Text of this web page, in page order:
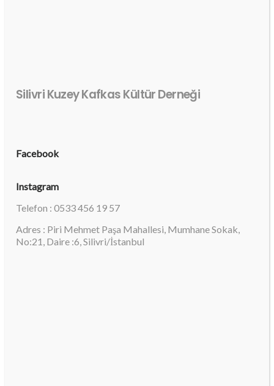
Silivri Kuzey Kafkas Kültür Derneği
Facebook
Instagram
Telefon : 0533 456 19 57
Adres : Piri Mehmet Paşa Mahallesi, Mumhane Sokak,
No:21, Daire :6, Silivri/İstanbul